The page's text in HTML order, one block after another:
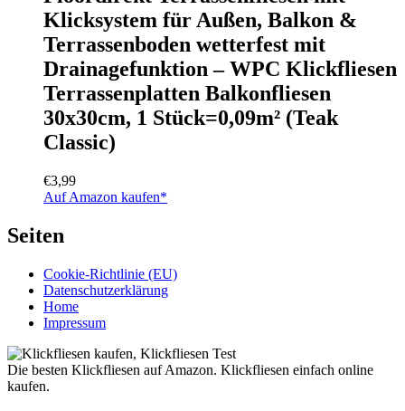
Klicksystem für Außen, Balkon &
Terrassenboden wetterfest mit
Drainagefunktion – WPC Klickfliesen
Terrassenplatten Balkonfliesen
30x30cm, 1 Stück=0,09m² (Teak
Classic)
€3,99
Auf Amazon kaufen*
Seiten
Cookie-Richtlinie (EU)
Datenschutzerklärung
Home
Impressum
Die besten Klickfliesen auf Amazon. Klickfliesen einfach online
kaufen.